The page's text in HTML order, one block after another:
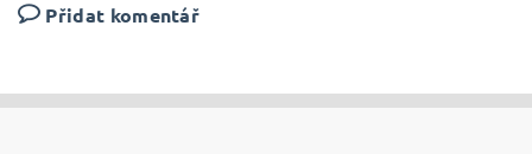
Přidat komentář